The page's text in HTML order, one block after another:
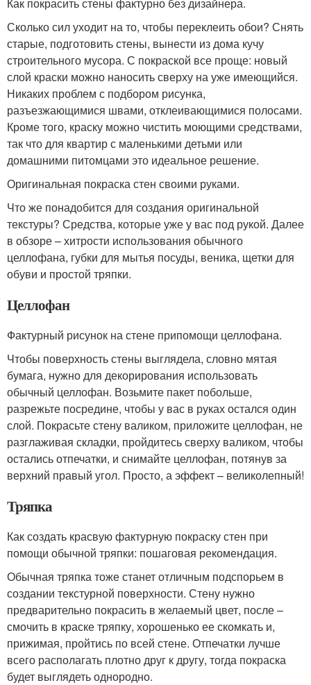
Сколько сил уходит на то, чтобы переклеить обои? Снять
старые, подготовить стены, вынести из дома кучу
строительного мусора. С покраской все проще: новый
слой краски можно наносить сверху на уже имеющийся.
Никаких проблем с подбором рисунка,
разъезжающимися швами, отклеивающимися полосами.
Кроме того, краску можно чистить моющими средствами,
так что для квартир с маленькими детьми или
домашними питомцами это идеальное решение.
Оригинальная покраска стен своими руками.
Что же понадобится для создания оригинальной
текстуры? Средства, которые уже у вас под рукой. Далее
в обзоре – хитрости использования обычного
целлофана, губки для мытья посуды, веника, щетки для
обуви и простой тряпки.
Целлофан
Фактурный рисунок на стене припомощи целлофана.
Чтобы поверхность стены выглядела, словно мятая
бумага, нужно для декорирования использовать
обычный целлофан. Возьмите пакет побольше,
разрежьте посредине, чтобы у вас в руках остался один
слой. Покрасьте стену валиком, приложите целлофан, не
разглаживая складки, пройдитесь сверху валиком, чтобы
остались отпечатки, и снимайте целлофан, потянув за
верхний правый угол. Просто, а эффект – великолепный!
Тряпка
Как создать красвую фактурную покраску стен при
помощи обычной тряпки: пошаговая рекомендация.
Обычная тряпка тоже станет отличным подспорьем в
создании текстурной поверхности. Стену нужно
предварительно покрасить в желаемый цвет, после –
смочить в краске тряпку, хорошенько ее скомкать и,
прижимая, пройтись по всей стене. Отпечатки лучше
всего располагать плотно друг к другу, тогда покраска
будет выглядеть однородно.